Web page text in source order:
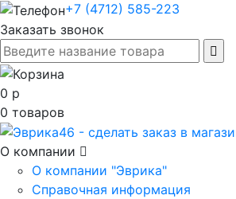
+7 (4712) 585-223
Заказать звонок
0 р
0 товаров
О компании
О компании "Эврика"
Справочная информация